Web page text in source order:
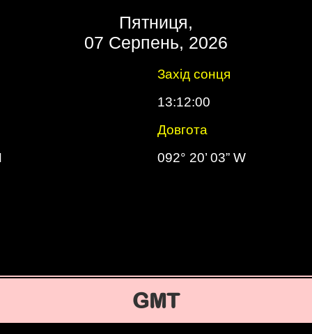
Пятниця,
07 Серпень, 2026
Захід сонця
13:12:00
Довгота
092° 20’ 03” W
GMT